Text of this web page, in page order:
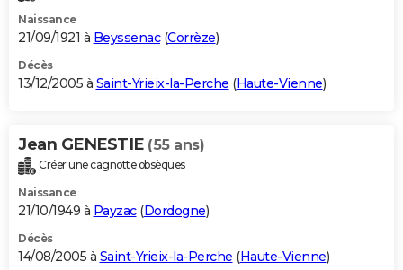
Naissance
21/09/1921 à Beyssenac(Corrèze)
Décès
13/12/2005 à Saint-Yrieix-la-Perche (Haute-Vienne)
Jean GENESTIE (55 ans)
Créer une cagnotte obsèques
Naissance
21/10/1949 à Payzac(Dordogne)
Décès
14/08/2005 à Saint-Yrieix-la-Perche (Haute-Vienne)